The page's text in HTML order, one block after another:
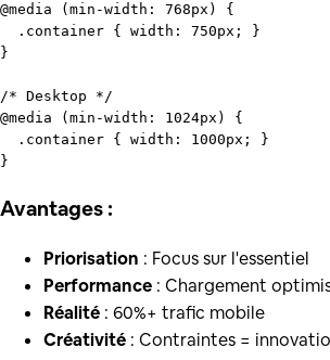
@media ( min-width : 768px ) {
.container { width : 750px ; }
}
/* Desktop */
@media ( min-width : 1024px ) {
.container { width : 1000px ; }
Avantages :
Priorisation : Focus sur l'essentiel
Performance : Chargement
Réalité : 60%+ trafic mobile
Créativité : Contraintes =